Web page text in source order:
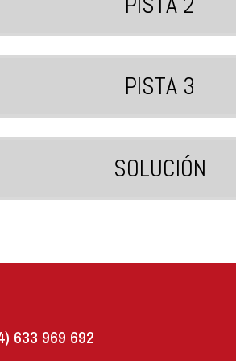
PISTA 3
SOLUCIÓN
633 969 692